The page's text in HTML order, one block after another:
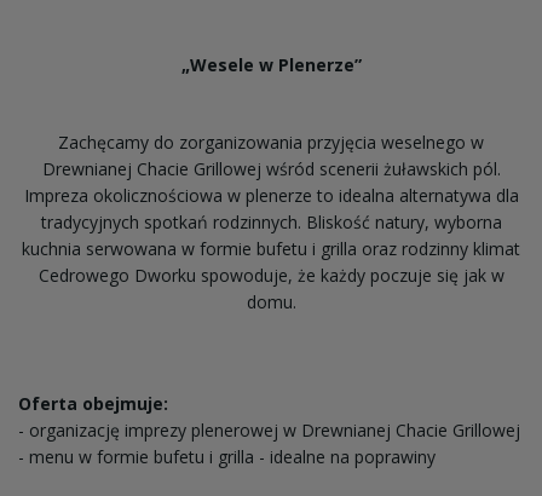
„Wesele w Plenerze”
Zachęcamy do zorganizowania przyjęcia weselnego w
Drewnianej Chacie Grillowej wśród scenerii żuławskich pól.
Impreza okolicznościowa w plenerze to idealna alternatywa dla
tradycyjnych spotkań rodzinnych. Bliskość natury, wyborna
kuchnia serwowana w formie bufetu i grilla oraz rodzinny klimat
Cedrowego Dworku spowoduje, że każdy poczuje się jak w
domu.
Oferta obejmuje:
- organizację imprezy plenerowej w Drewnianej Chacie Grillowej
- menu w formie bufetu i grilla - idealne na poprawiny